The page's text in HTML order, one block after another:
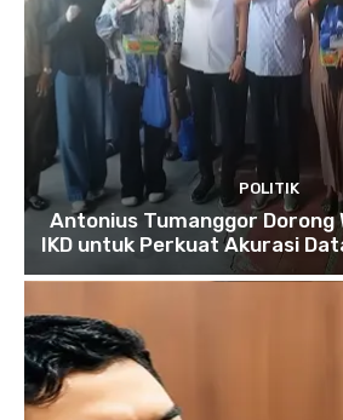
POLITIK
Antonius Tumanggor
IKD untuk Perkuat Akurasi